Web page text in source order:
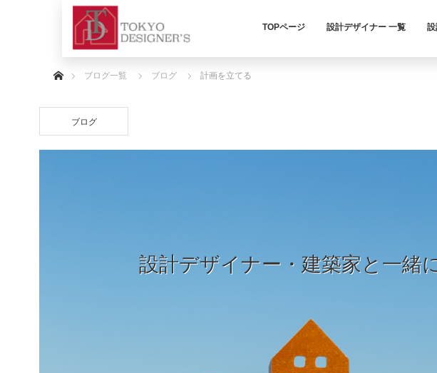
TOPページ 設計デザイナー 一覧 設
ホーム
ブログ一覧
ブログ 計画を立てる
ブログ
設計デザイナー・建築家と一緒